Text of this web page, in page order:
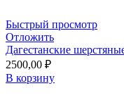
Быстрый просмотр
Отложить
Дагестанские
2500,00 ₽
В корзину